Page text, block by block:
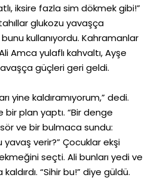
iksire fazla sim dökmek gibi!”
glukozu yavaşça
kullanıyordu. Kahramanlar
Amca yulaflı kahvaltı, Ayşe
güçleri geri geldi.
yine kaldıramıyorum,” dedi.
plan yaptı. “Bir denge
ve bir bulmaca sundu:
yavaş verir?” Çocuklar ekşi
seçti. Ali bunları yedi ve
“Sihir bu!” diye güldü.